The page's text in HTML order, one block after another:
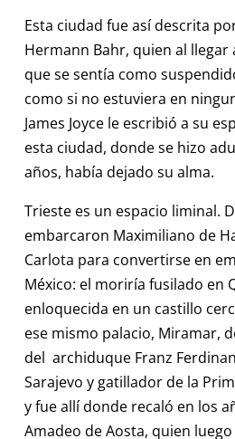
Esta ciudad fue así descrita
Hermann Bahr, quien al llegar
que se sentía como
como si no estuviera en
James Joyce le escribió a su
esta ciudad, donde se hizo
años, había dejado su alma.
Trieste es un espacio liminal.
embarcaron Maximiliano de
Carlota para convertirse en
México: el moriría fusilado en
enloquecida en un castillo
ese mismo palacio, Miramar,
del archiduque Franz
Sarajevo y gatillador de la
y fue allí donde recaló en los
Amadeo de Aosta, quien